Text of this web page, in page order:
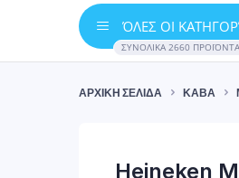
ΌΛΕΣ ΟΙ
ΣΥΝΟΛΙΚΆ 2660 ΠΡΟΪΌΝΤΑ
ΑΡΧΙΚΉ ΣΕΛΊΔΑ ΚΆΒΑ
Heineken